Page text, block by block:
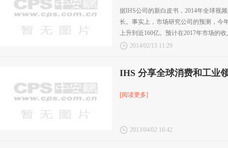
据IHS公司的新白皮书，2014年全球视
长。事实上，市场研究公司的预测，今
上升到近160亿。预计在2017年市场的
2014/02/13 11:29
IHS 分享全球消费和工业
[阅读更多]
2013/04/02 16:42